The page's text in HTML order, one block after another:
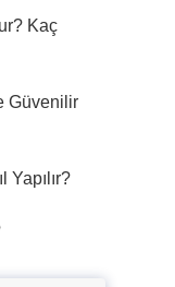
Kaç
Güvenilir
Yapılır?